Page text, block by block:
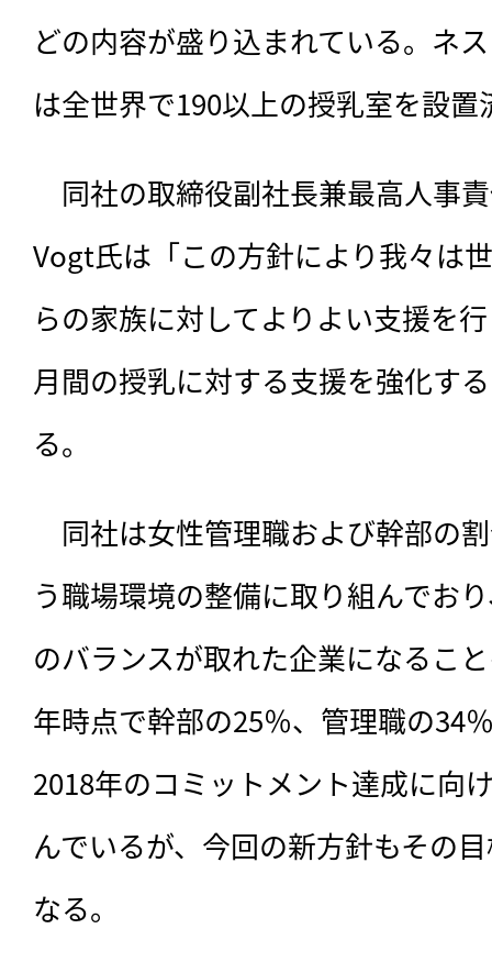
どの内容が盛り込まれている。ネ
は全世界で190以上の授乳室を設
同社の取締役副社長兼最高人事
Vogt氏は「この方針により我々は
らの家族に対してよりよい支援を
月間の授乳に対する支援を強化す
る。
同社は女性管理職および幹部の
う職場環境の整備に取り組んでお
のバランスが取れた企業になるこ
年時点で幹部の25％、管理職の34
2018年のコミットメント達成に向
んでいるが、今回の新方針もその
なる。